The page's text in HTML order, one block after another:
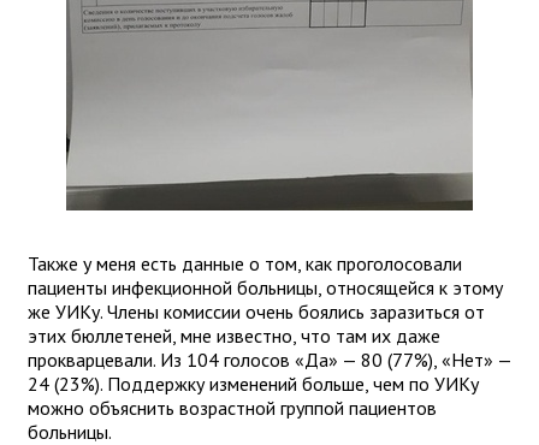
Также у меня есть данные о том, как проголосовали
пациенты инфекционной больницы, относящейся к этому
же УИКу. Члены комиссии очень боялись заразиться от
этих бюллетеней, мне известно, что там их даже
прокварцевали. Из 104 голосов «Да» — 80 (77%), «Нет» —
24 (23%). Поддержку изменений больше, чем по УИКу
можно объяснить возрастной группой пациентов
больницы.